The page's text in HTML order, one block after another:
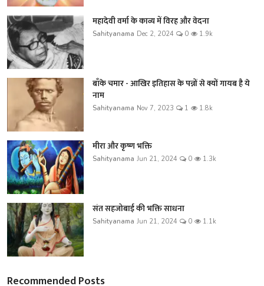
महादेवी वर्मा के काव्य में विरह और वेदना
Sahityanama Dec 2, 2024 0 1.9k
बाँके चमार - आखिर इतिहास के पन्नों से क्यों गायब है ये
नाम
Sahityanama Nov 7, 2023 1 1.8k
मीरा और कृष्ण भक्ति
Sahityanama Jun 21, 2024 0 1.3k
संत सहजोबाई की भक्ति साधना
Sahityanama Jun 21, 2024 0 1.1k
Recommended Posts